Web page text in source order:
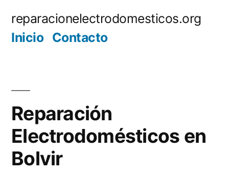
reparacionelectrodomesticos.org
Inicio Contacto
Reparación
Electrodomésticos en
Bolvir